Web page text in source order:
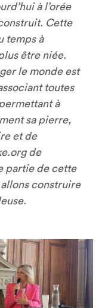
à l’orée
Cette
temps à
être niée.
le monde est
toutes
à
sa pierre,
et de
de
partie de cette
construire